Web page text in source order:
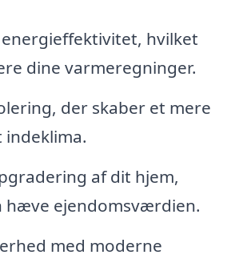
hvilket
dine varmeregninger.
der skaber et mere
af dit hjem,
hæve ejendomsværdien.
med moderne